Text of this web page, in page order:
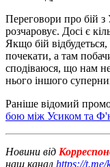
Переговори про бій
розчаровує. Досі є
Якщо бій
почекати, а там
сподіваюся, що нам
нього іншого
Раніше відомий
бою між Усиком та
Новини від
наш канал https://t.me/